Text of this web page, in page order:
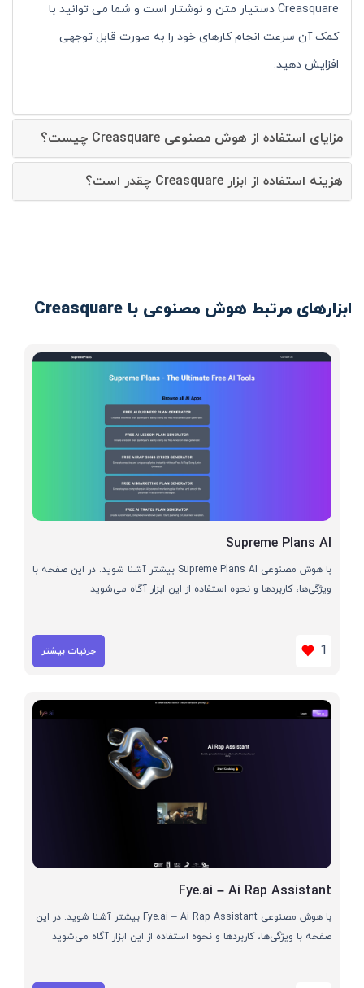
Creasquare دستیار متن و نوشتار است و شما می توانید با
کمک آن سرعت انجام کارهای خود را به صورت قابل توجهی
افزایش دهید.
مزایای استفاده از هوش مصنوعی Creasquare چیست؟
هزینه استفاده از ابزار Creasquare چقدر است؟
ابزارهای مرتبط هوش مصنوعی با Creasquare
Supreme Plans AI
با هوش مصنوعی Supreme Plans AI بیشتر آشنا شوید. در این صفحه با
ویژگی‌ها، کاربردها و نحوه استفاده از این ابزار آگاه می‌شوید
1 جزئیات بیشتر
Fye.ai – Ai Rap Assistant
با هوش مصنوعی Fye.ai – Ai Rap Assistant بیشتر آشنا شوید. در این
صفحه با ویژگی‌ها، کاربردها و نحوه استفاده از این ابزار آگاه می‌شوید